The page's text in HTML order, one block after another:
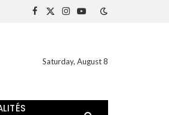
Facebook
X
Instagram
YouTube
Saturday, August 8